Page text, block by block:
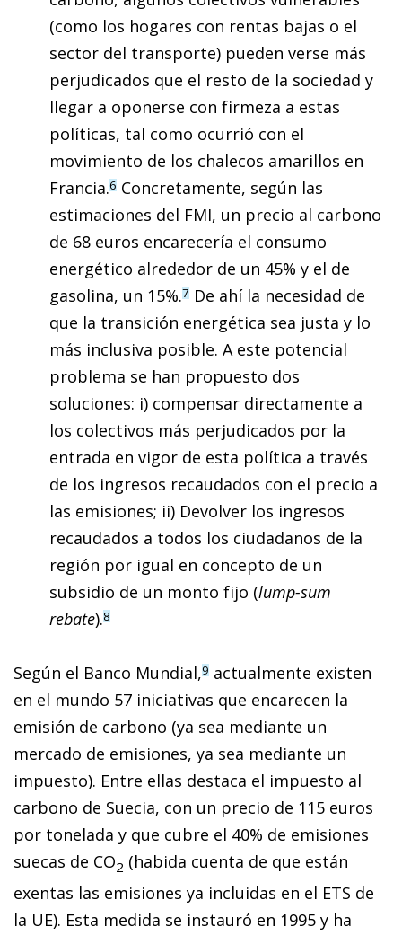
(como los hogares con rentas bajas o el
sector del transporte) pueden verse más
perjudicados que el resto de la sociedad y
llegar a oponerse con firmeza a estas
políticas, tal como ocurrió con el
movimiento de los chalecos amarillos en
Francia.6 Concretamente, según las
estimaciones del FMI, un precio al carbono
de 68 euros encarecería el consumo
energético alrededor de un 45% y el de
gasolina, un 15%.7 De ahí la necesidad de
que la transición energética sea justa y lo
más inclusiva posible. A este potencial
problema se han propuesto dos
soluciones: i) compensar directamente a
los colectivos más perjudicados por la
entrada en vigor de esta política a través
de los ingresos recaudados con el precio a
las emisiones; ii) Devolver los ingresos
recaudados a todos los ciudadanos de la
región por igual en concepto de un
subsidio de un monto fijo (lump-sum
rebate).8
Según el Banco Mundial,9 actualmente existen
en el mundo 57 iniciativas que encarecen la
emisión de carbono (ya sea mediante un
mercado de emisiones, ya sea mediante un
impuesto). Entre ellas destaca el impuesto al
carbono de Suecia, con un precio de 115 euros
por tonelada y que cubre el 40% de emisiones
suecas de CO2 (habida cuenta de que están
exentas las emisiones ya incluidas en el ETS de
la UE). Esta medida se instauró en 1995 y ha